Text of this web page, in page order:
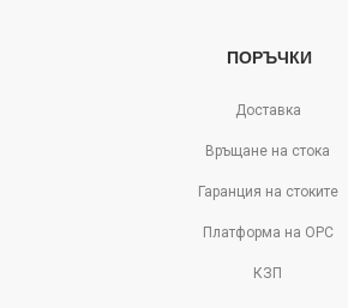
ПОРЪЧКИ
Доставка
Връщане на стока
Гаранция на стоките
Платформа на ОРС
КЗП